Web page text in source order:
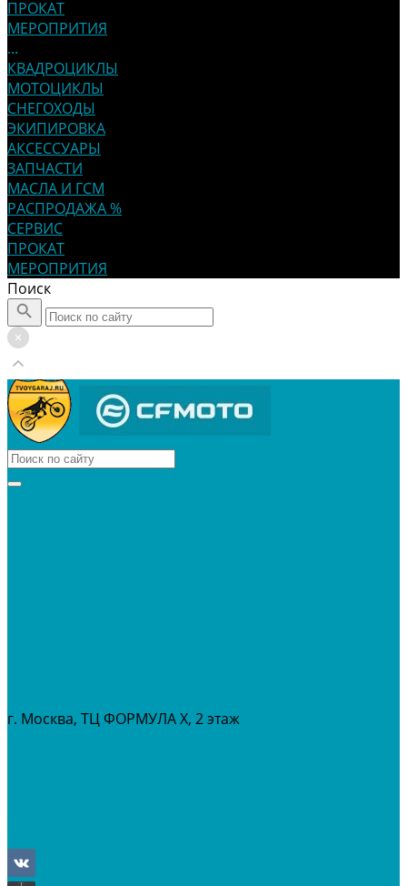
ПРОКАТ
МЕРОПРИТИЯ
...
КВАДРОЦИКЛЫ
МОТОЦИКЛЫ
СНЕГОХОДЫ
ЭКИПИРОВКА
АКСЕССУАРЫ
ЗАПЧАСТИ
МАСЛА И ГСМ
РАСПРОДАЖА %
СЕРВИС
ПРОКАТ
МЕРОПРИТИЯ
Поиск
г. Москва, ТЦ ФОРМУЛА Х, 2 этаж